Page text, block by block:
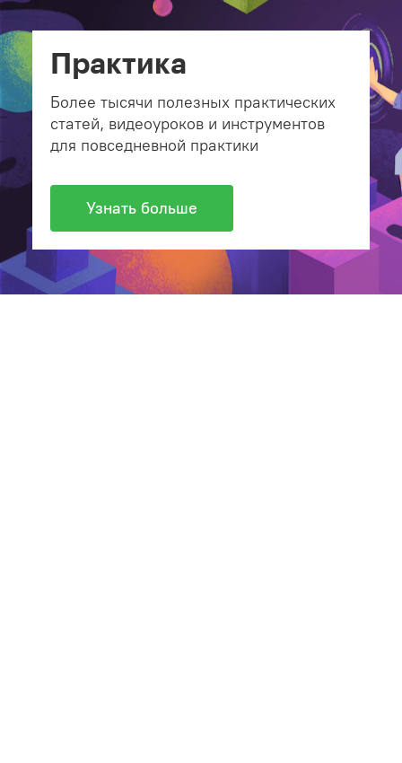
Практика
Более тысячи полезных практических
статей, видеоуроков и инструментов
для повседневной практики
Узнать больше